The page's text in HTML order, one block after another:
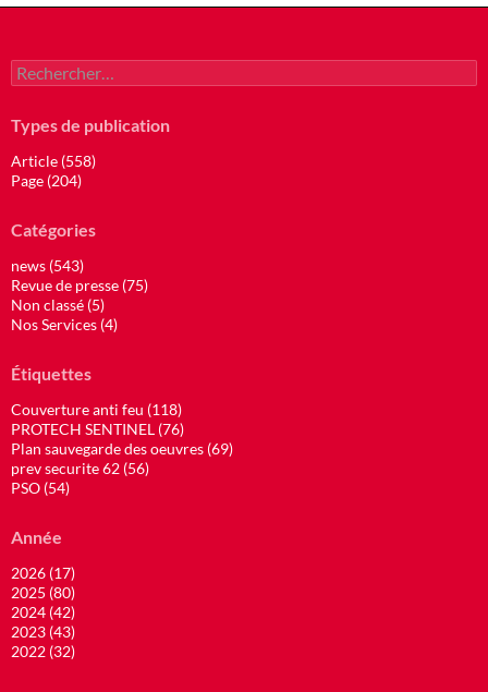
Rechercher :
Types de publication
Article (558)
Page (204)
Catégories
news (543)
Revue de presse (75)
Non classé (5)
Nos Services (4)
Étiquettes
Couverture anti feu (118)
PROTECH SENTINEL (76)
Plan sauvegarde des oeuvres (69)
prev securite 62 (56)
PSO (54)
Année
2026 (17)
2025 (80)
2024 (42)
2023 (43)
2022 (32)